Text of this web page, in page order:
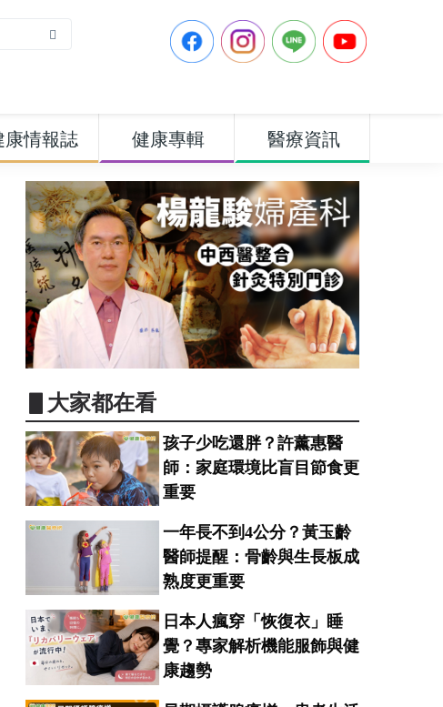
康情報誌 健康專輯 醫療資訊
▋大家都在看
孩子少吃還胖？許薰惠醫
師：家庭環境比盲目節食更
重要
一年長不到4公分？黃玉齡
醫師提醒：骨齡與生長板成
熟度更重要
日本人瘋穿「恢復衣」睡
覺？專家解析機能服飾與健
康趨勢